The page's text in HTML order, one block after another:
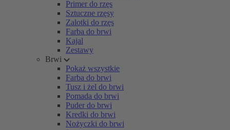
Primer do rzęs
Sztuczne rzęsy
Zalotki do rzęs
Farba do brwi
Kajal
Zestawy
Brwi
Pokaż wszystkie
Farba do brwi
Tusz i żel do brwi
Pomada do brwi
Puder do brwi
Kredki do brwi
Nożyczki do brwi